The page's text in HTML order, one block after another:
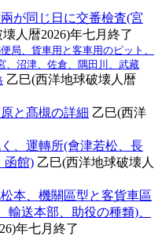
が同じ日に交番檢査(宮
人暦2026)年七月終了
、貨車用と客車用のピット、
、沼津、佐倉、隅田川、武藏
乙巳(西洋地球破壊人暦
と髙槻の詳細 乙巳(西洋
、運轉所(會津若松、長
函館) 乙巳(西洋地球破壊人
本、機關區型と客貨車區
送本部、助役の種類)、
年七月終了